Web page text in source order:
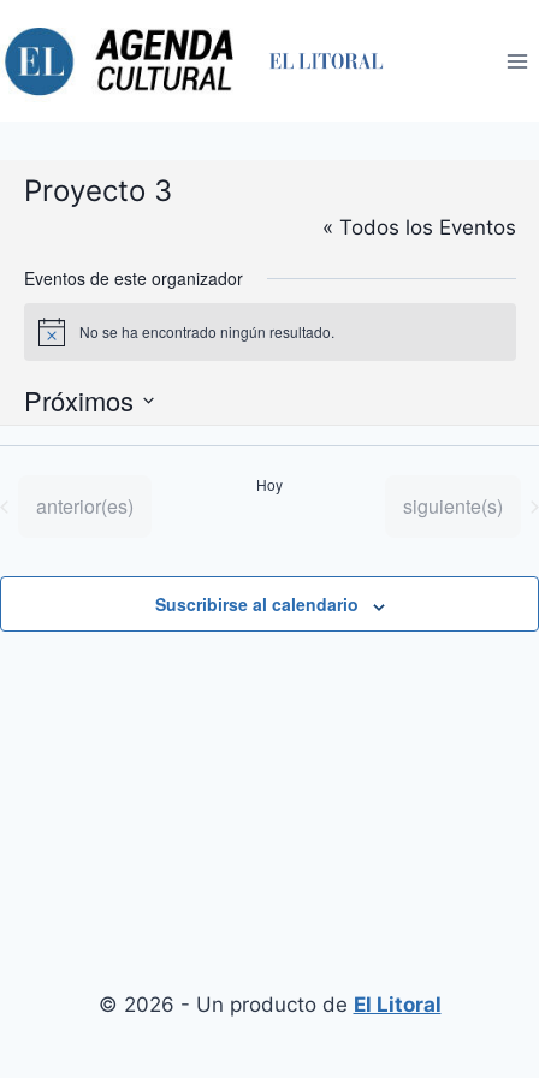
al
contenido
Proyecto 3
« Todos los Eventos
Eventos de este organizador
Aviso No se ha encontrado ningún resultado.
Próximos
fecha.
Eventos
anterior(es)
Hoy
Eventos
siguiente(s)
Suscribirse al calendario
© 2026 - Un producto de El Litoral